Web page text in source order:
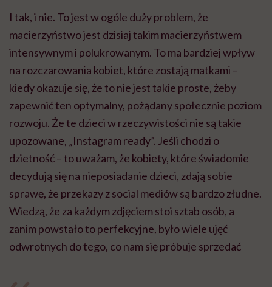
I tak, i nie. To jest w ogóle duży problem, że
macierzyństwo jest dzisiaj takim macierzyństwem
intensywnym i polukrowanym. To ma bardziej wpływ
na rozczarowania kobiet, które zostają matkami –
kiedy okazuje się, że to nie jest takie proste, żeby
zapewnić ten optymalny, pożądany społecznie poziom
rozwoju. Że te dzieci w rzeczywistości nie są takie
upozowane, „Instagram ready”. Jeśli chodzi o
dzietność – to uważam, że kobiety, które świadomie
decydują się na nieposiadanie dzieci, zdają sobie
sprawę, że przekazy z social mediów są bardzo złudne.
Wiedzą, że za każdym zdjęciem stoi sztab osób, a
zanim powstało to perfekcyjne, było wiele ujęć
odwrotnych do tego, co nam się próbuje sprzedać